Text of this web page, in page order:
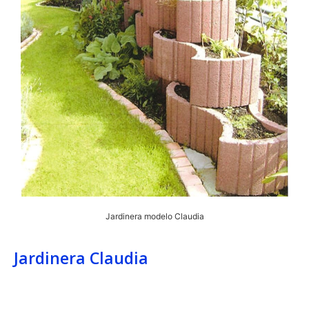
Jardinera modelo Claudia
Jardinera Claudia